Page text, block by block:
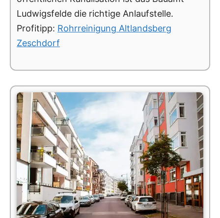
Ludwigsfelde die richtige Anlaufstelle.
Profitipp: Rohrreinigung Altlandsberg
Zeschdorf